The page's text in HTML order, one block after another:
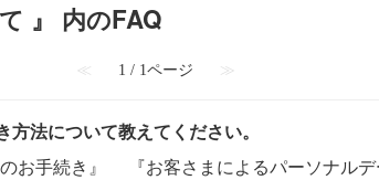
』 内のFAQ
≪ 1 / 1ページ ≫
方法について教えてください。
お手続き』 『お客さまによるパーソナル